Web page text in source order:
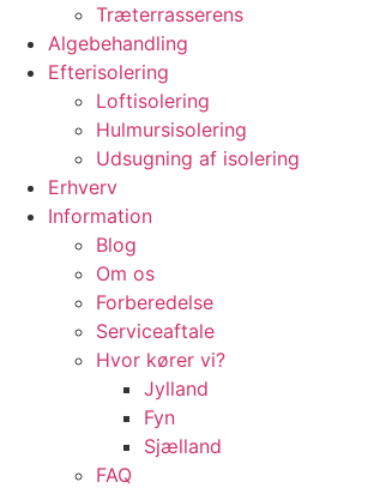
Træterrasserens
Algebehandling
Efterisolering
Loftisolering
Hulmursisolering
Udsugning af isolering
Erhverv
Information
Blog
Om os
Forberedelse
Serviceaftale
Hvor kører vi?
Jylland
Fyn
Sjælland
FAQ